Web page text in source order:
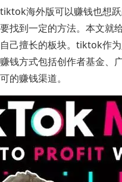
海外版可以赚钱也想
找到一定的方法。本文
己擅长的板块。tiktok作
钱方式包括创作者基金、
的赚钱渠道。